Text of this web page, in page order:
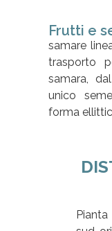
Frutti e
samare
trasporto
samara,
unico
forma